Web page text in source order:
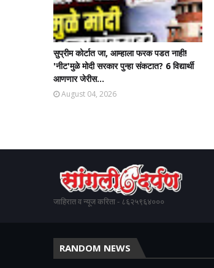
सुप्रीम कोर्टात जा, आम्हाला फरक पडत नाही!
'नीट'मुळे मोदी सरकार पुन्हा संकटात? 6 विद्यार्थी
आणणार जेरीस...
August 04, 2026
जाहिरात व न्यूज करिता - ८६२५९६४०००
RANDOM NEWS